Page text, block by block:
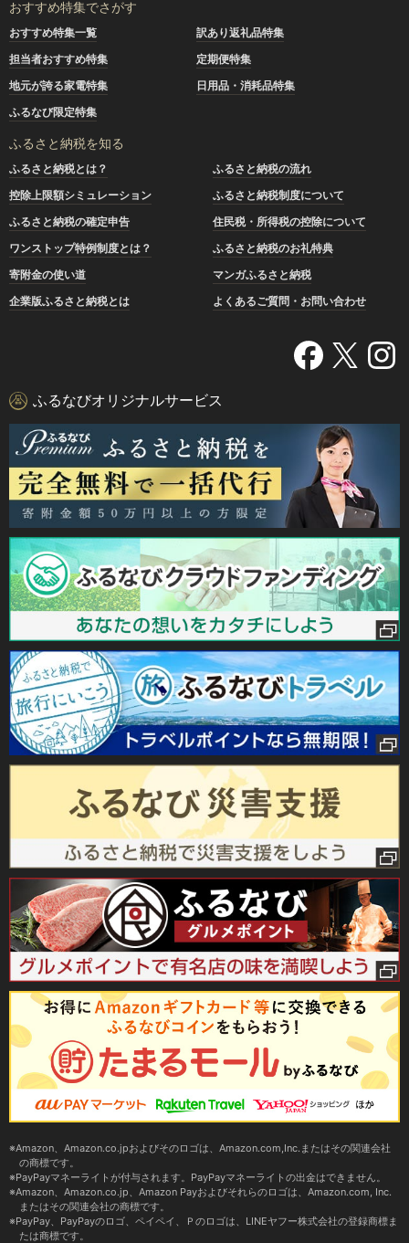
おすすめ特集でさがす
おすすめ特集一覧
訳あり返礼品特集
担当者おすすめ特集
定期便特集
地元が誇る家電特集
日用品・消耗品特集
ふるなび限定特集
ふるさと納税を知る
ふるさと納税とは？
ふるさと納税の流れ
控除上限額シミュレーション
ふるさと納税制度について
ふるさと納税の確定申告
住民税・所得税の控除について
ワンストップ特例制度とは？
ふるさと納税のお礼特典
寄附金の使い道
マンガふるさと納税
企業版ふるさと納税とは
よくあるご質問・お問い合わせ
ふるなびオリジナルサービス
Amazon、Amazon.co.jpおよびそのロゴは、Amazon.com,Inc.またはその関連会社
の商標です。
PayPayマネーライトが付与されます。PayPayマネーライトの出金はできません。
Amazon、Amazon.co.jp、Amazon Payおよびそれらのロゴは、Amazon.com, Inc.
またはその関連会社の商標です。
PayPay、PayPayのロゴ、ペイペイ、Ｐのロゴは、LINEヤフー株式会社の登録商標ま
たは商標です。